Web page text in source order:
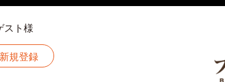
スト様
新規登録